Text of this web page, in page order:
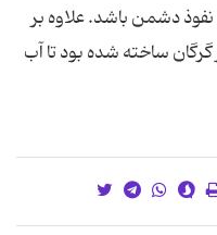
دشمن باشد. علاوه بر
گرگان ساخته شده بود تا آب